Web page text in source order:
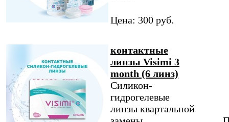
Цена: 300 руб.
контактные
линзы Visimi 3
month (6 линз)
Силикон-
гидрогелевые
линзы квартальной